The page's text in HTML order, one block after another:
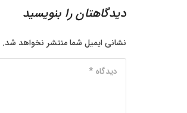
دیدگاهتان را بنویسید
نشانی ایمیل شما منتشر نخواهد شد.